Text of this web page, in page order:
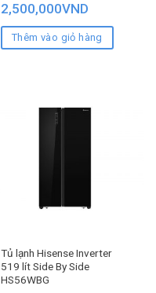
2,500,000VND
Thêm vào giỏ hàng
Tủ lạnh Hisense Inverter
519 lít Side By Side
HS56WBG